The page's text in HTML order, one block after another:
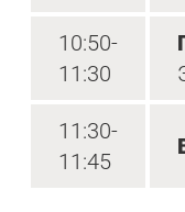
10:50-
11:30
11:30-
11:45